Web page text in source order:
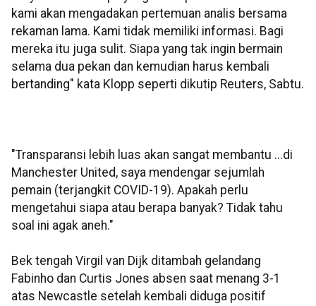
kami akan mengadakan pertemuan analis bersama
rekaman lama. Kami tidak memiliki informasi. Bagi
mereka itu juga sulit. Siapa yang tak ingin bermain
selama dua pekan dan kemudian harus kembali
bertanding" kata Klopp seperti dikutip Reuters, Sabtu.
"Transparansi lebih luas akan sangat membantu ...di
Manchester United, saya mendengar sejumlah
pemain (terjangkit COVID-19). Apakah perlu
mengetahui siapa atau berapa banyak? Tidak tahu
soal ini agak aneh."
Bek tengah Virgil van Dijk ditambah gelandang
Fabinho dan Curtis Jones absen saat menang 3-1
atas Newcastle setelah kembali diduga positif